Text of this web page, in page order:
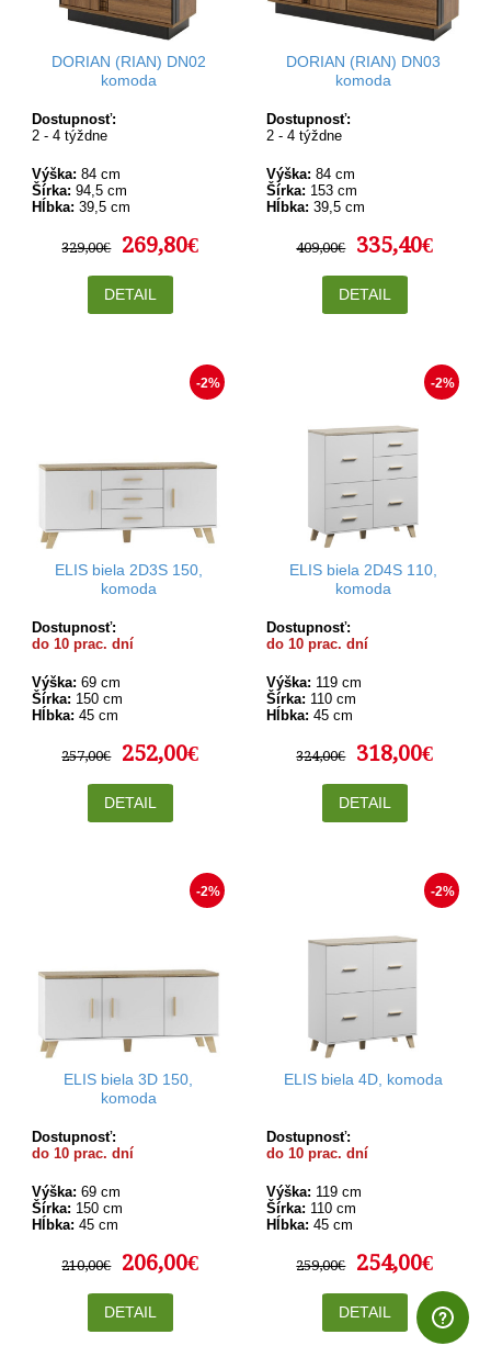
DORIAN (RIAN) DN02
komoda
Dostupnosť:
2 - 4 týždne
Výška: 84 cm
Šírka: 94,5 cm
Hĺbka: 39,5 cm
329,00€ 269,80€
DETAIL
DORIAN (RIAN) DN03
komoda
Dostupnosť:
2 - 4 týždne
Výška: 84 cm
Šírka: 153 cm
Hĺbka: 39,5 cm
409,00€ 335,40€
DETAIL
-2%
ELIS biela 2D3S 150,
komoda
Dostupnosť:
do 10 prac. dní
Výška: 69 cm
Šírka: 150 cm
Hĺbka: 45 cm
257,00€ 252,00€
DETAIL
-2%
ELIS biela 2D4S 110,
komoda
Dostupnosť:
do 10 prac. dní
Výška: 119 cm
Šírka: 110 cm
Hĺbka: 45 cm
324,00€ 318,00€
DETAIL
-2%
ELIS biela 3D 150,
komoda
Dostupnosť:
do 10 prac. dní
Výška: 69 cm
Šírka: 150 cm
Hĺbka: 45 cm
210,00€ 206,00€
DETAIL
-2%
ELIS biela 4D, komoda
Dostupnosť:
do 10 prac. dní
Výška: 119 cm
Šírka: 110 cm
Hĺbka: 45 cm
259,00€ 254,00€
DETAIL